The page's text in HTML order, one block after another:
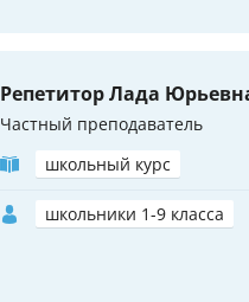
Репетитор Лада
Частный преподаватель
школьный курс
школьники 1-9 класса